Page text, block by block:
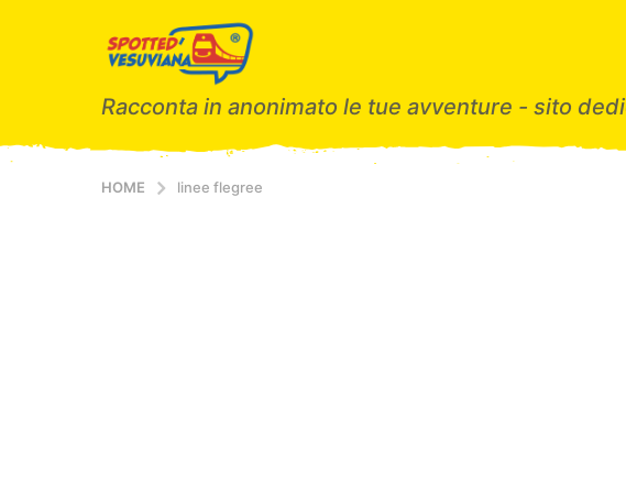
Racconta in anonimato le tue avventure - sito
HOME linee flegree